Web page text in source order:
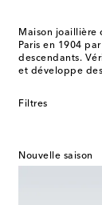
Maison joaillière
Paris en 1904
descendants.
et développe
groupes Kering
Filtres
Nouvelle saison